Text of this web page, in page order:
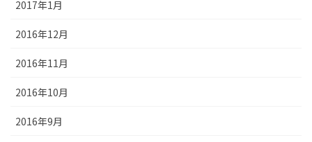
2017年1月
2016年12月
2016年11月
2016年10月
2016年9月